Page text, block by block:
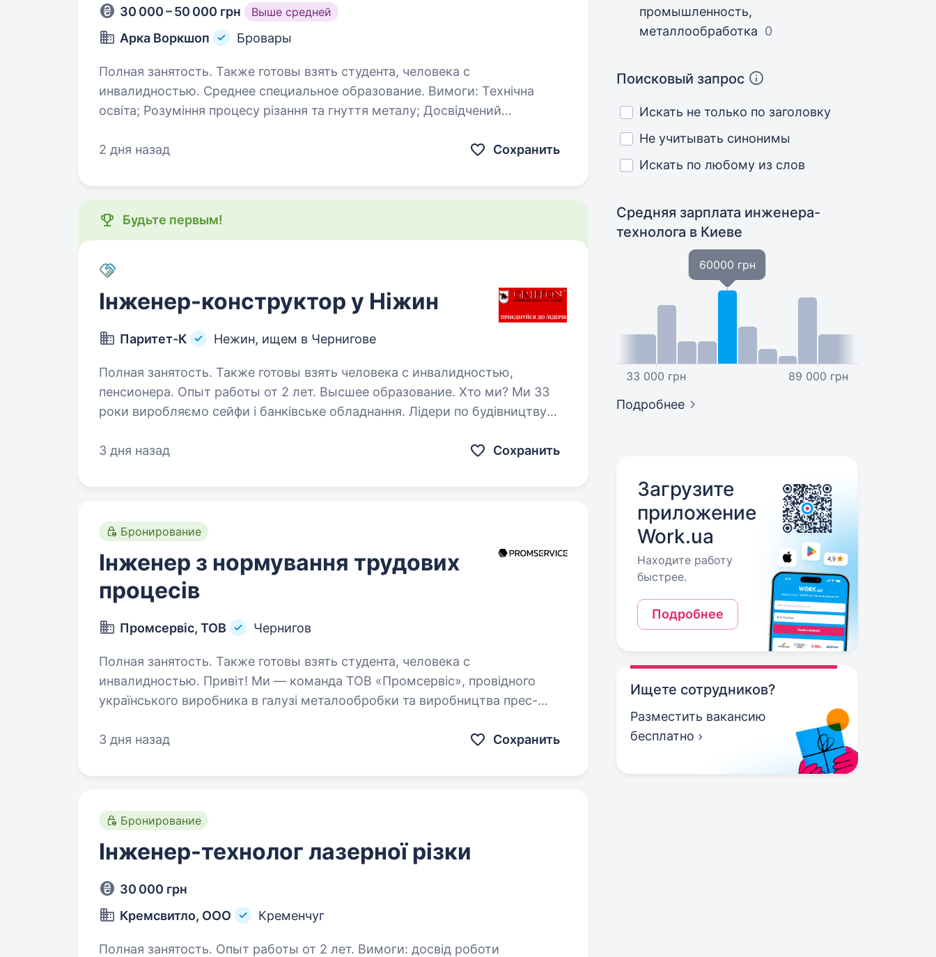
30 000 – 50 000 грн Выше средней
Арка Воркшоп Бровары
Полная занятость. Также готовы взять студента, человека с
инвалидностью. Среднее специальное образование. Вимоги: Технічна
освіта; Розуміння процесу різання та гнуття металу; Досвідчений
процеси пост-обробки виробів/деталей з металів: піскоструменева…
2 дня назад Сохранить
Будьте первым!
Інженер-конструктор у Ніжин
Паритет-К Нежин, ищем в Чернигове
Полная занятость. Также готовы взять человека с инвалидностью,
пенсионера. Опыт работы от 2 лет. Высшее образование. Хто ми? Ми 33
роки виробляємо сейфи і банківське обладнання. Лідери по будівництву
3 дня назад Сохранить
Бронирование
Інженер з нормування трудових
процесів
Промсервіс, ТОВ Чернигов
Полная занятость. Также готовы взять студента, человека с
инвалидностью. Привіт! Ми — команда ТОВ «Промсервіс», провідного
українського виробника в галузі металообробки та виробництва прес-
професіоналізму та командній роботі…
3 дня назад Сохранить
Бронирование
Інженер-технолог лазерної різки
30 000 грн
Кремсвитло, ООО
Кременчуг
Полная занятость. Опыт работы от 2 лет. Вимоги: досвід роботи
промышленность,
металлообработка 0
Поисковый запрос
Искать не только по заголовку
Не учитывать синонимы
Искать по любому из слов
Средняя зарплата инженера-
технолога в Киеве
33 000 грн
60000 грн
89 000 грн
Подробнее
Загрузите
приложение
Work.ua
Находите работу
быстрее.
Подробнее
Ищете сотрудников?
Разместить вакансию
бесплатно